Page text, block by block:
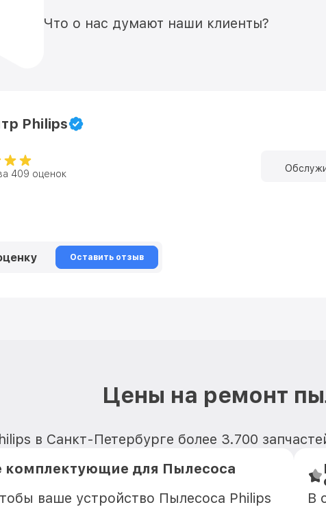
Что о нас думают наши клиенты?
Philips
409 оценок
Оставить отзыв
Цены на ремонт
в Санкт-Петербурге более 3.700
комплектующие для Пылесоса
ваше устройство Пылесоса Philips
В